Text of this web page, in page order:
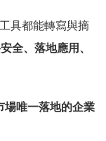
具都能轉寫與摘
全、落地應用、
場唯一落地的企業